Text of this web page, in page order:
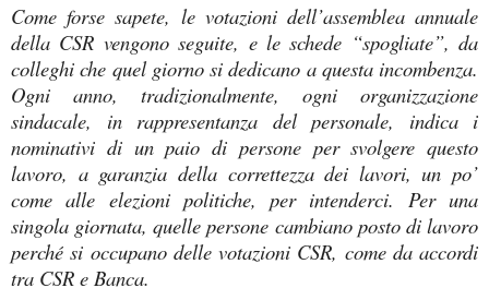
Come forse sapete, le votazioni dell’assemblea annuale
della CSR vengono seguite, e le schede “spogliate”, da
colleghi che quel giorno si dedicano a questa incombenza.
Ogni anno, tradizionalmente, ogni organizzazione
sindacale, in rappresentanza del personale, indica i
nominativi di un paio di persone per svolgere questo
lavoro, a garanzia della correttezza dei lavori, un po’
come alle elezioni politiche, per intenderci. Per una
singola giornata, quelle persone cambiano posto di lavoro
perché si occupano delle votazioni CSR, come da accordi
tra CSR e Banca.